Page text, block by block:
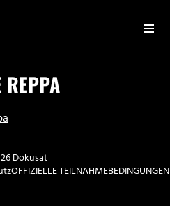
REPPA
Dokusat
OFFIZIELLE TEILNAHMEBEDINGUNGEN